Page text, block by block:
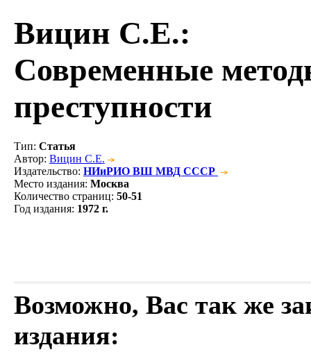
Вицин С.Е.:
Современные
преступности
Тип: Статья
Автор: Вицин С.Е.
Издательство: НИиРИО ВШ МВД СССР
Место издания: Москва
Количество страниц: 50-51
Год издания: 1972 г.
Возможно, Вас так же
издания: